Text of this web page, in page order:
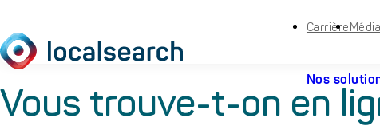
Carrière
Nos
Vous trouve-t-on en